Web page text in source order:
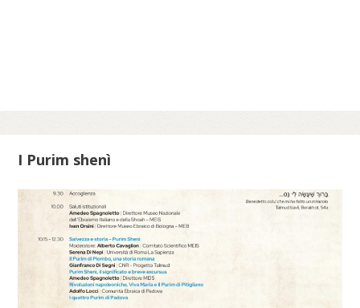
Scopri di più su fscire.it...
I Purim shenì